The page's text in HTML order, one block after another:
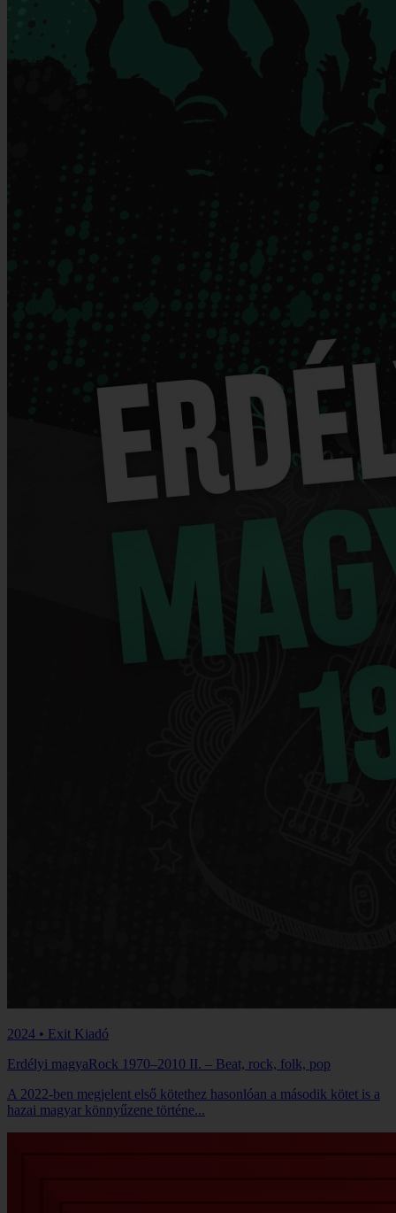
2024 • Exit Kiadó
Erdélyi magyaRock 1970–2010 II. – Beat, rock, folk, pop
A 2022-ben megjelent első kötethez hasonlóan a második kötet is a
hazai magyar könnyűzene történe...